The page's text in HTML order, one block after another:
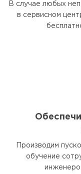
В случае любых
в сервисном
Производим
обучение